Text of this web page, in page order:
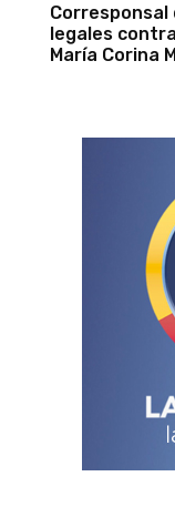
Corresponsal
legales
María Corina